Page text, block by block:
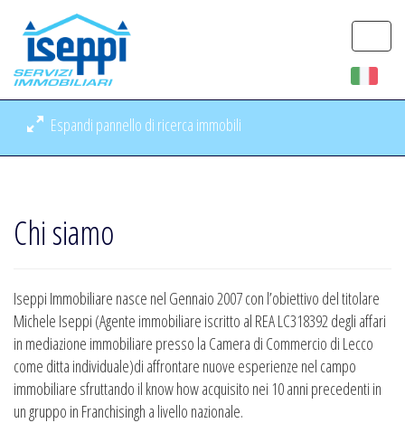
Espandi pannello di ricerca immobili
Chi siamo
Iseppi Immobiliare nasce nel Gennaio 2007 con l’obiettivo del titolare
Michele Iseppi (Agente immobiliare iscritto al REA LC318392 degli affari
in mediazione immobiliare presso la Camera di Commercio di Lecco
come ditta individuale)di affrontare nuove esperienze nel campo
immobiliare sfruttando il know how acquisito nei 10 anni precedenti in
un gruppo in Franchisingh a livello nazionale.